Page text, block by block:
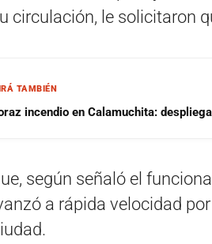
circulación, le solicitaron
TAMBIÉN
incendio en Calamuchita:
según señaló el
a rápida velocidad